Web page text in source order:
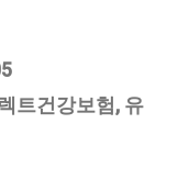
트건강보험 , 유